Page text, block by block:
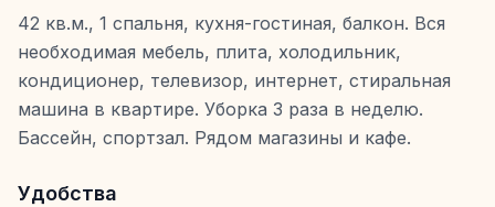
42 кв.м., 1 спальня, кухня-гостиная, балкон. Вся
необходимая мебель, плита, холодильник,
кондиционер, телевизор, интернет, стиральная
машина в квартире. Уборка 3 раза в неделю.
Бассейн, спортзал. Рядом магазины и кафе.
Удобства